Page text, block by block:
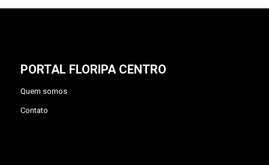
PORTAL FLORIPA CENTRO
Quem somos
Contato